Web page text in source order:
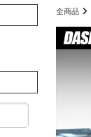
全商品